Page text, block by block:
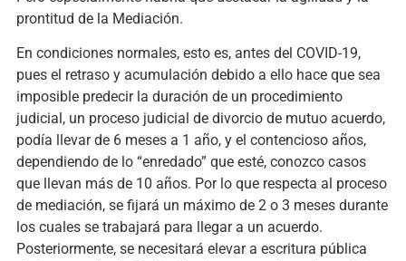
prontitud de la Mediación.
En condiciones normales, esto es, antes del COVID-19,
pues el retraso y acumulación debido a ello hace que sea
imposible predecir la duración de un procedimiento
judicial, un proceso judicial de divorcio de mutuo acuerdo,
podía llevar de 6 meses a 1 año, y el contencioso años,
dependiendo de lo “enredado” que esté, conozco casos
que llevan más de 10 años. Por lo que respecta al proceso
de mediación, se fijará un máximo de 2 o 3 meses durante
los cuales se trabajará para llegar a un acuerdo.
Posteriormente, se necesitará elevar a escritura pública